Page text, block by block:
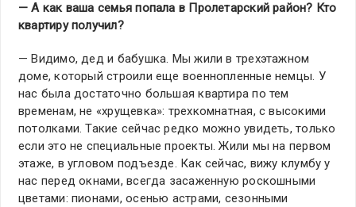
— А как ваша семья попала в Пролетарский район? Кто
квартиру получил?
— Видимо, дед и бабушка. Мы жили в трехэтажном
доме, который строили еще военнопленные немцы. У
нас была достаточно большая квартира по тем
временам, не «хрущевка»: трехкомнатная, с высокими
потолками. Такие сейчас редко можно увидеть, только
если это не специальные проекты. Жили мы на первом
этаже, в угловом подъезде. Как сейчас, вижу клумбу у
нас перед окнами, всегда засаженную роскошными
цветами: пионами, осенью астрами, сезонными